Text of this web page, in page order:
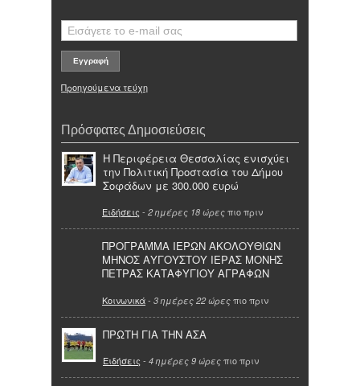
Προηγούμενα τεύχη
Πρόσφατες Δημοσιεύσεις
Η Περιφέρεια Θεσσαλίας ενισχύει
την Πολιτική Προστασία του Δήμου
Σοφάδων με 300.000 ευρώ
Ειδήσεις - 2 ημέρες 18 ώρες πιο πριν
ΠΡΟΓΡΑΜΜΑ ΙΕΡΩΝ ΑΚΟΛΟΥΘΙΩΝ
ΜΗΝΟΣ ΑΥΓΟΥΣΤΟΥ ΙΕΡΑΣ ΜΟΝΗΣ
ΠΕΤΡΑΣ ΚΑΤΑΦΥΓΙΟΥ ΑΓΡΑΦΩΝ
Κοινωνικά- 3 ημέρες 22 ώρες πιο πριν
ΠΡΩΤΗ ΓΙΑ ΤΗΝ ΑΣΑ
Ειδήσεις - 4 ημέρες 9 ώρες πιο πριν